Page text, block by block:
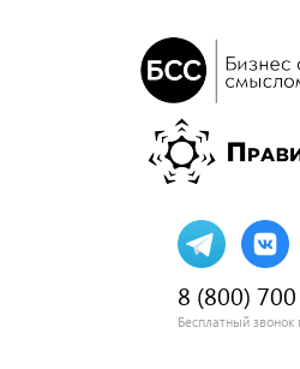
8 (800)
Бесплатный звонок